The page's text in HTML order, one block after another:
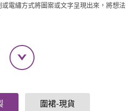
電繡方式將圖案或文字呈現出來，將想法
圍裙-現貨